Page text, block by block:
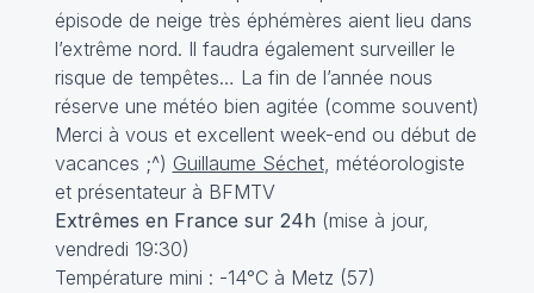
épisode de neige très éphémères aient lieu dans
l’extrême nord. Il faudra également surveiller le
risque de tempêtes… La fin de l’année nous
réserve une météo bien agitée (comme souvent)
Merci à vous et excellent week-end ou début de
vacances ;^) Guillaume Séchet, météorologiste
et présentateur à BFMTV
Extrêmes en France sur 24h (mise à jour,
vendredi 19:30)
Température mini : -14°C à Metz (57)